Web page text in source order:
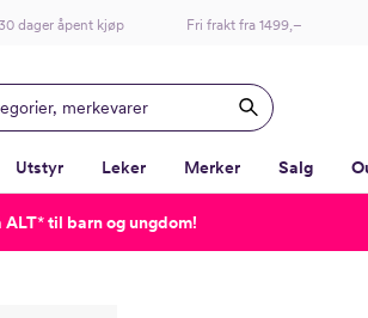
dager åpent kjøp Fri frakt fra 1499,–
Utstyr Leker Merker Salg
ALT*til barn og ungdom!
-
-
-
-